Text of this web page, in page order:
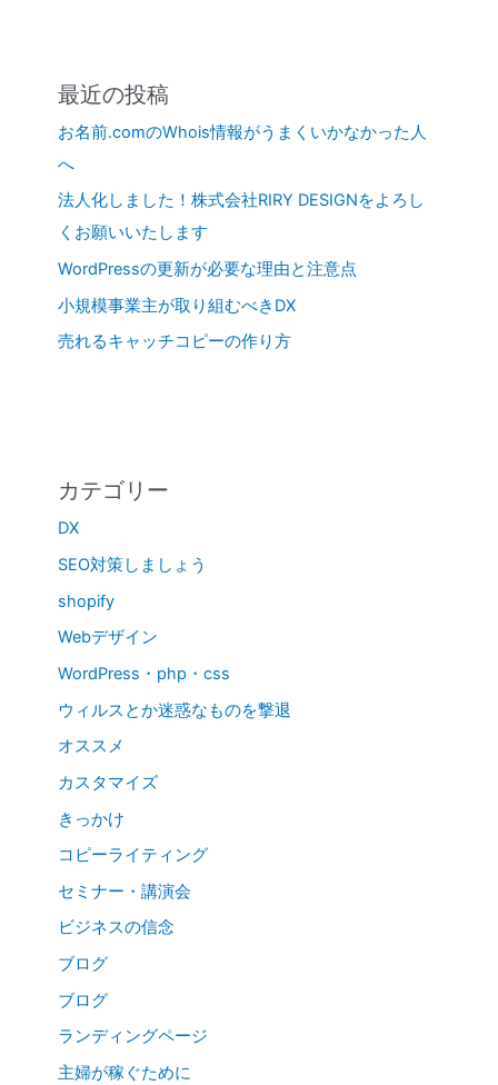
最近の投稿
お名前.comのWhois情報がうまくいかなかった人
へ
法人化しました！株式会社RIRY DESIGNをよろし
くお願いいたします
WordPressの更新が必要な理由と注意点
小規模事業主が取り組むべきDX
売れるキャッチコピーの作り方
カテゴリー
DX
SEO対策しましょう
shopify
Webデザイン
WordPress・php・css
ウィルスとか迷惑なものを撃退
オススメ
カスタマイズ
きっかけ
コピーライティング
セミナー・講演会
ビジネスの信念
ブログ
ブログ
ランディングページ
主婦が稼ぐために